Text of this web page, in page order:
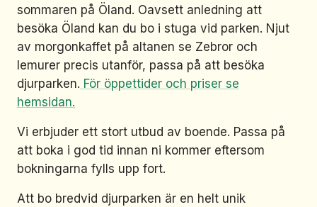
sommaren på Öland. Oavsett anledning att
besöka Öland kan du bo i stuga vid parken. Njut
av morgonkaffet på altanen se Zebror och
lemurer precis utanför, passa på att besöka
djurparken. För öppettider och priser se
hemsidan.
Vi erbjuder ett stort utbud av boende. Passa på
att boka i god tid innan ni kommer eftersom
bokningarna fylls upp fort.
Att bo bredvid djurparken är en helt unik